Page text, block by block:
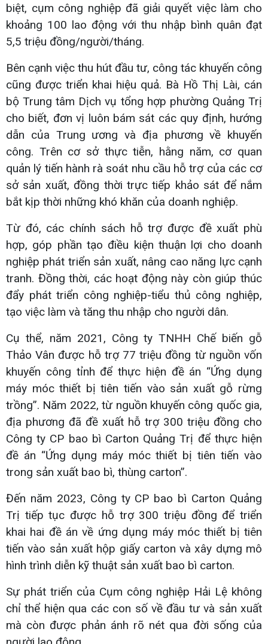
biệt, cụm công nghiệp đã giải quyết việc làm cho
khoảng 100 lao động với thu nhập bình quân đạt
5,5 triệu đồng/người/tháng.
Bên cạnh việc thu hút đầu tư, công tác khuyến công
cũng được triển khai hiệu quả. Bà Hồ Thị Lài, cán
bộ Trung tâm Dịch vụ tổng hợp phường Quảng Trị
cho biết, đơn vị luôn bám sát các quy định, hướng
dẫn của Trung ương và địa phương về khuyến
công. Trên cơ sở thực tiễn, hằng năm, cơ quan
quản lý tiến hành rà soát nhu cầu hỗ trợ của các cơ
sở sản xuất, đồng thời trực tiếp khảo sát để nắm
bắt kịp thời những khó khăn của doanh nghiệp.
Từ đó, các chính sách hỗ trợ được đề xuất phù
hợp, góp phần tạo điều kiện thuận lợi cho doanh
nghiệp phát triển sản xuất, nâng cao năng lực cạnh
tranh. Đồng thời, các hoạt động này còn giúp thúc
đẩy phát triển công nghiệp-tiểu thủ công nghiệp,
tạo việc làm và tăng thu nhập cho người dân.
Cụ thể, năm 2021, Công ty TNHH Chế biến gỗ
Thảo Vân được hỗ trợ 77 triệu đồng từ nguồn vốn
khuyến công tỉnh để thực hiện đề án “Ứng dụng
máy móc thiết bị tiên tiến vào sản xuất gỗ rừng
trồng”. Năm 2022, từ nguồn khuyến công quốc gia,
địa phương đã đề xuất hỗ trợ 300 triệu đồng cho
Công ty CP bao bì Carton Quảng Trị để thực hiện
đề án “Ứng dụng máy móc thiết bị tiên tiến vào
trong sản xuất bao bì, thùng carton”.
Đến năm 2023, Công ty CP bao bì Carton Quảng
Trị tiếp tục được hỗ trợ 300 triệu đồng để triển
khai hai đề án về ứng dụng máy móc thiết bị tiên
tiến vào sản xuất hộp giấy carton và xây dựng mô
hình trình diễn kỹ thuật sản xuất bao bì carton.
Sự phát triển của Cụm công nghiệp Hải Lệ không
chỉ thể hiện qua các con số về đầu tư và sản xuất
mà còn được phản ánh rõ nét qua đời sống của